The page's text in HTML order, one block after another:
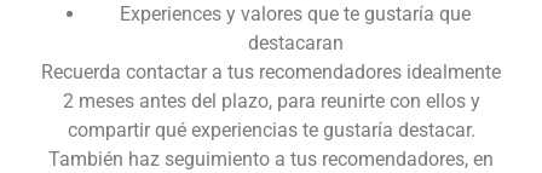
Experiences y valores que te gustaría que
destacaran
Recuerda contactar a tus recomendadores idealmente
2 meses antes del plazo, para reunirte con ellos y
compartir qué experiencias te gustaría destacar.
También haz seguimiento a tus recomendadores, en